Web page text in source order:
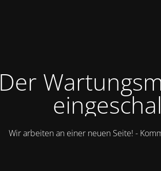
Der
Wir arbeiten an einer neuen Seite! -